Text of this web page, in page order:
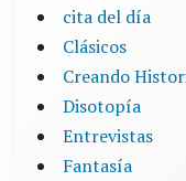
cita del día
Clásicos
Creando
Disotopía
Entrevistas
Fantasía